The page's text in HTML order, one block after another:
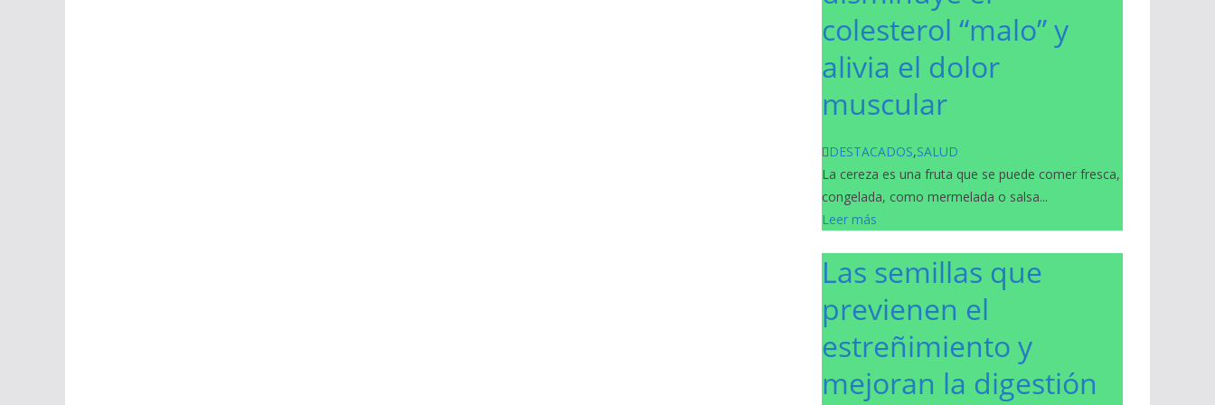
colesterol “malo” y
alivia el dolor
muscular
DESTACADOS,SALUD
La cereza es una fruta que se puede comer fresca,
congelada, como mermelada o salsa...
Leer más
Las semillas que
previenen el
estreñimiento y
mejoran la digestión